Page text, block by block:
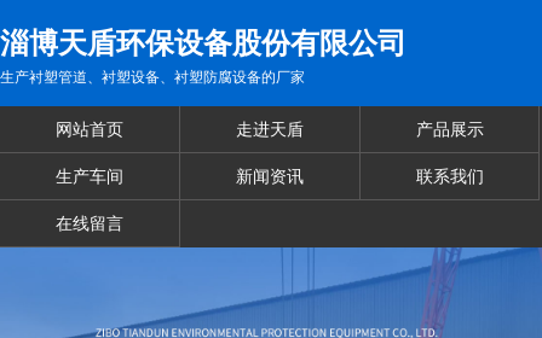
淄博天盾环保设备股份有限公司
生产衬塑管道、衬塑设备、衬塑防腐设备的厂家
网站首页 走进天盾 产品展示
生产车间 新闻资讯 联系我们
在线留言